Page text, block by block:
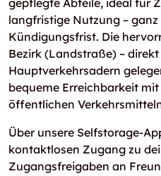
gepflegte Abteile, ideal für
langfristige Nutzung –
Kündigungsfrist. Die
Bezirk (Landstraße) –
Hauptverkehrsadern
bequeme Erreichbarkeit
öffentlichen
Über unsere Selfstorage-
kontaktlosen Zugang zu
Zugangsfreigaben an